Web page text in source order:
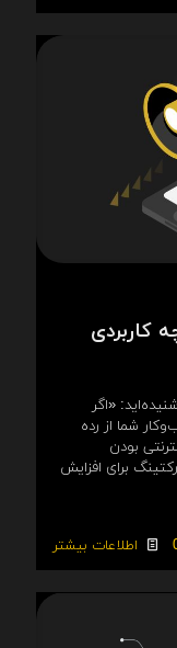
کاربردی
«اگر
شما از رده
بودن
برای افزایش
اطلاعات بیشتر